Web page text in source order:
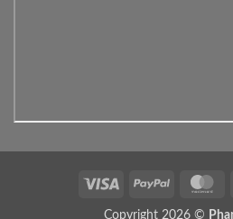
Visa PayPal
Copyright 2026 ©